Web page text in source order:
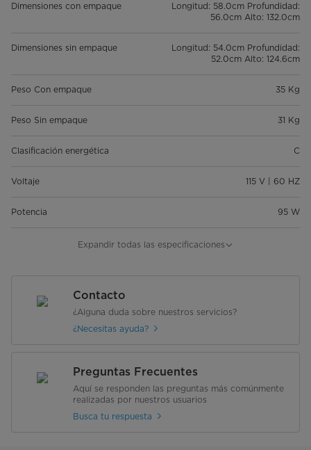
Dimensiones con empaque
Longitud: 58.0cm Profundidad:
56.0cm Alto: 132.0cm
Dimensiones sin empaque
Longitud: 54.0cm Profundidad:
52.0cm Alto: 124.6cm
Peso Con empaque 35 Kg
Peso Sin empaque 31 Kg
Clasificación energética C
Voltaje 115 V | 60 HZ
Potencia 95 W
10 Años en el Compresor; 1 Año
Expandir todas las especificaciones
Contacto
¿Alguna duda sobre nuestros servicios?
¿Necesitas ayuda?
Preguntas Frecuentes
Aquí se responden las preguntas más comúnmente
realizadas por nuestros usuarios
Busca tu respuesta